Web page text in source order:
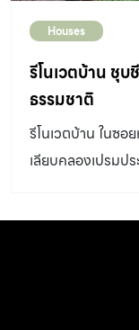
ขั้วใกล้กันไม่ใช่ทา
สองหลังให้เป็นหลัง
แบบมีชั้นเชิง เป็นที่
ทอนรายละเอียดเ
เดิร์นสีขาว สองชั้
เชื่อมโยงกันด้วยก
ผสานความชอบข
มัล โดยสถาปนิก
การมีแพตเทิร์นคิ้
Houses
รีโนเวตบ้าน ชุ
ธรรมชาติ
รีโนเวตบ้าน ในซอ
เลียบคลองเปรมป
สอร์ต